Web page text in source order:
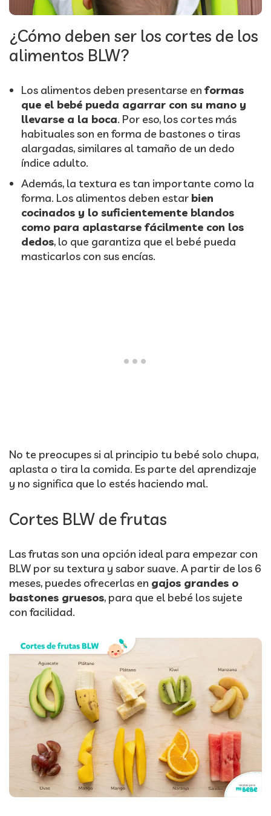
¿Cómo deben ser los cortes de los
alimentos BLW?
Los alimentos deben presentarse en formas
que el bebé pueda agarrar con su mano y
llevarse a la boca. Por eso, los cortes más
habituales son en forma de bastones o tiras
alargadas, similares al tamaño de un dedo
índice adulto.
Además, la textura es tan importante como la
forma. Los alimentos deben estar bien
cocinados y lo suficientemente blandos
como para aplastarse fácilmente con los
dedos, lo que garantiza que el bebé pueda
masticarlos con sus encías.
No te preocupes si al principio tu bebé solo chupa,
aplasta o tira la comida. Es parte del aprendizaje
y no significa que lo estés haciendo mal.
Cortes BLW de frutas
Las frutas son una opción ideal para empezar con
BLW por su textura y sabor suave. A partir de los 6
meses, puedes ofrecerlas en gajos grandes o
bastones gruesos, para que el bebé los sujete
con facilidad.